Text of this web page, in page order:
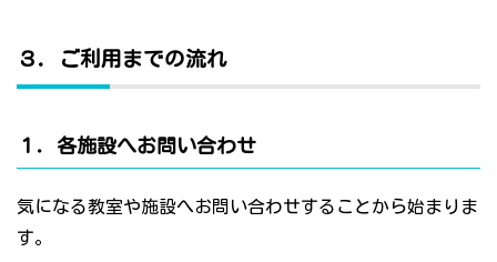
３．ご利用までの流れ
１．各施設へお問い合わせ
気になる教室や施設へお問い合わせすることから始まりま
す。